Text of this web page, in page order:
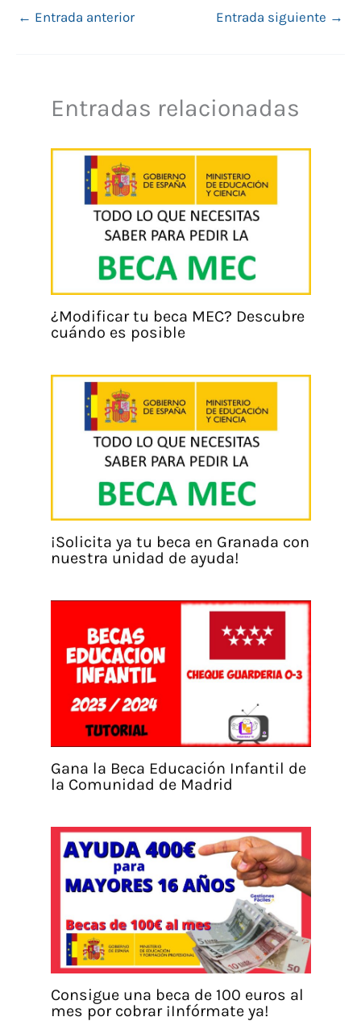
← Entrada anterior Entrada siguiente →
Entradas relacionadas
¿Modificar tu beca MEC? Descubre
cuándo es posible
¡Solicita ya tu beca en Granada con
nuestra unidad de ayuda!
Gana la Beca Educación Infantil de
la Comunidad de Madrid
Consigue una beca de 100 euros al
mes por cobrar ¡Infórmate ya!